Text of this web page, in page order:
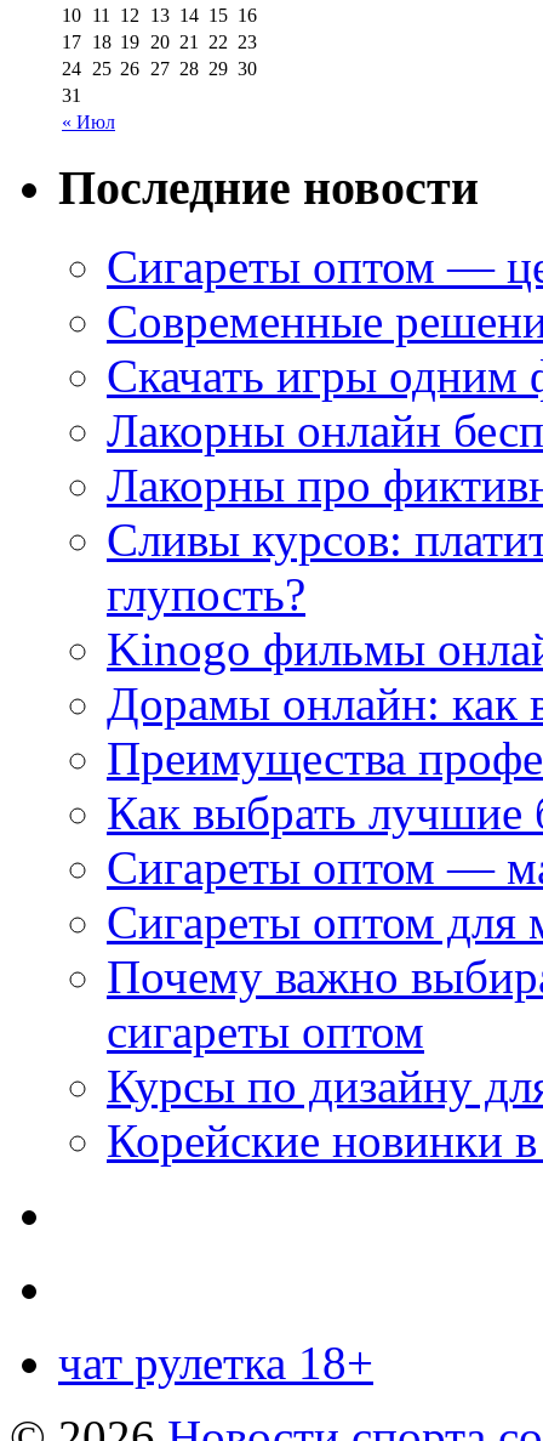
« Июл
10 11 12 13 14 15 16
17 18 19 20 21 22 23
24 25 26 27 28 29 30
31
Последние новости
Сигареты оптом —
Современные
Скачать игры одним
Лакорны онлайн
Лакорны про
Сливы курсов:
глупость?
Kinogo фильмы
Дорамы онлайн: как
Преимущества
Как выбрать
Сигареты оптом —
Сигареты оптом для
Почему важно
сигареты оптом
Курсы по дизайну
Корейские новинки
чат рулетка 18+